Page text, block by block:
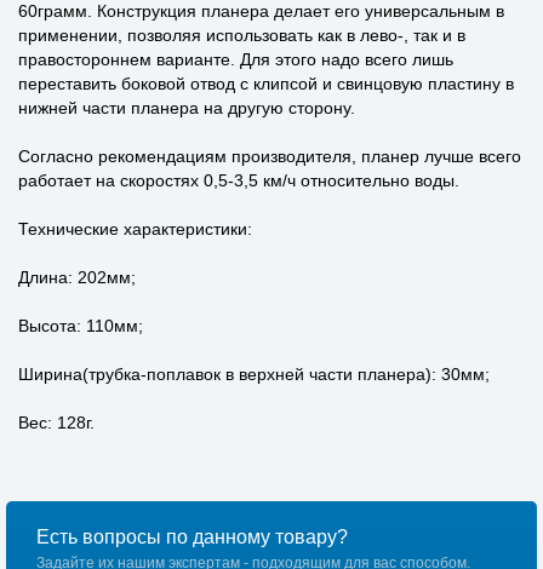
60грамм. Конструкция планера делает его универсальным в
применении, позволяя использовать как в лево-, так и в
правостороннем варианте. Для этого надо всего лишь
переставить боковой отвод с клипсой и свинцовую пластину в
нижней части планера на другую сторону.
Согласно рекомендациям производителя, планер лучше всего
работает на скоростях 0,5-3,5 км/ч относительно воды.
Технические характеристики:
Длина: 202мм;
Высота: 110мм;
Ширина(трубка-поплавок в верхней части планера): 30мм;
Вес: 128г.
Есть вопросы по данному товару?
Задайте их нашим экспертам - подходящим для вас способом.